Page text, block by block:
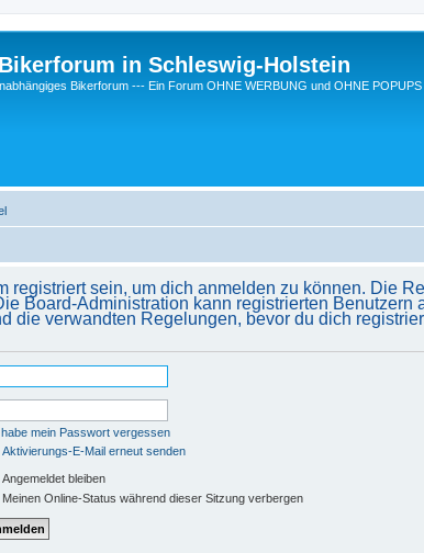
in Schleswig-Holstein
Bikerforum --- Ein Forum OHNE WERBUNG und OHNE POPUPS
registriert sein, um dich anmelden zu können. Die
Board-Administration kann registrierten
die verwandten Regelungen, bevor du dich
mein Passwort vergessen
Aktivierungs-E-Mail erneut senden
Angemeldet bleiben
Meinen Online-Status während dieser Sitzung verbergen